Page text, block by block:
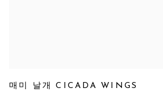
매미 날개 CICADA WINGS